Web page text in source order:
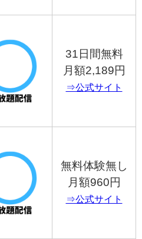
31日間無料
月額2,189円
⇒公式サイト
無料体験無し
月額960円
⇒公式サイト